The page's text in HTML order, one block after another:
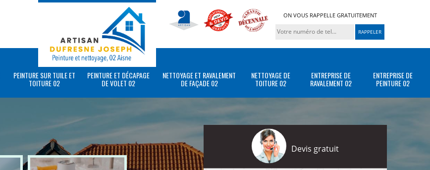
ON VOUS RAPPELLE GRATUITEMENT
PEINTURE SUR TUILE ET
TOITURE 02
PEINTURE ET DÉCAPAGE
DE VOLET 02
NETTOYAGE ET RAVALEMENT
DE FAÇADE 02
NETTOYAGE DE
TOITURE 02
ENTREPRISE DE
RAVALEMENT 02
ENTREPRISE DE
PEINTURE 02
Devis gratuit